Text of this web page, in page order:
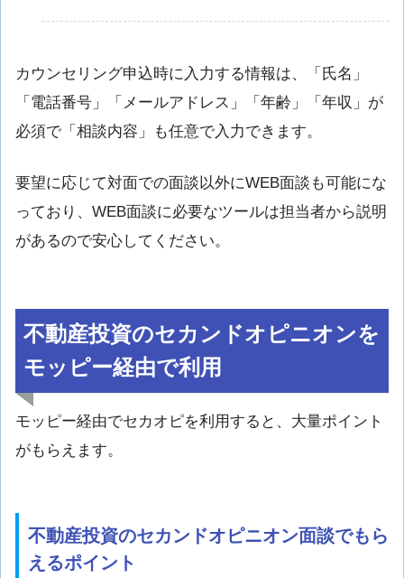
カウンセリング申込時に入力する情報は、「氏名」
「電話番号」「メールアドレス」「年齢」「年収」が
必須で「相談内容」も任意で入力できます。
要望に応じて対面での面談以外にWEB面談も可能にな
っており、WEB面談に必要なツールは担当者から説明
があるので安心してください。
不動産投資のセカンドオピニオンを
モッピー経由で利用
モッピー経由でセカオピを利用すると、大量ポイント
がもらえます。
不動産投資のセカンドオピニオン面談でもら
えるポイント